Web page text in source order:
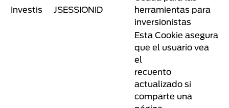
Investis JSESSIONID
herramientas para
inversionistas
Esta Cookie asegura
que el usuario vea
el
recuento
actualizado si
comparte una